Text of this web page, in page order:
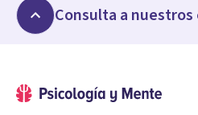
Consulta a